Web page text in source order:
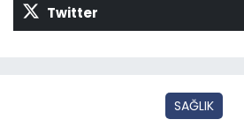
Twitter
SAĞLIK